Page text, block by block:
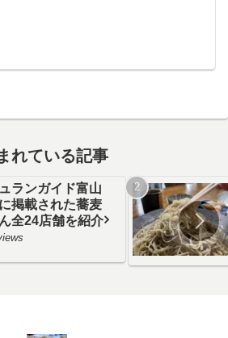
れている記事
ランガイド富山
掲載された蕎麦
全24店舗を紹介